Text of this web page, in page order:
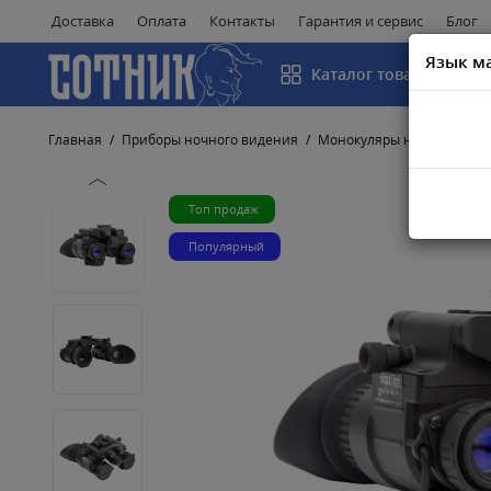
Доставка Оплата Контакты Гарантия и сервис Блог
Каталог товаров
Главная Приборы ночного видения Монокуляры ночного
Язык
Топ продаж
Популярный